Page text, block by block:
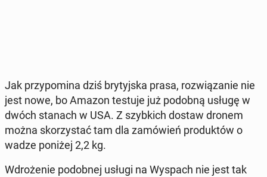
Jak przy­po­mi­na dziś bry­tyj­ska prasa, roz­wią­za­nie nie
jest nowe, bo Amazon testuje już podobną usługę w
dwóch stanach w USA. Z szyb­kich dostaw dronem
można sko­rzy­stać tam dla za­mó­wień pro­duk­tów o
wadze poniżej 2,2 kg.
Wdro­że­nie po­dob­nej usługi na Wyspach nie jest tak